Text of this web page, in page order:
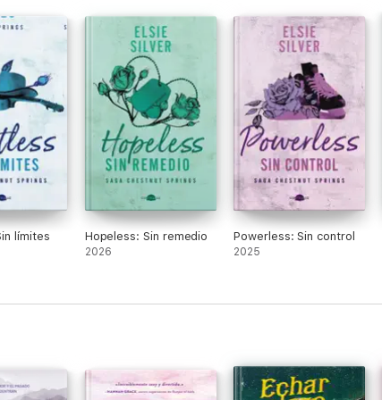
límites Hopeless: Sin remedio
2026
Powerless: Sin control
2025